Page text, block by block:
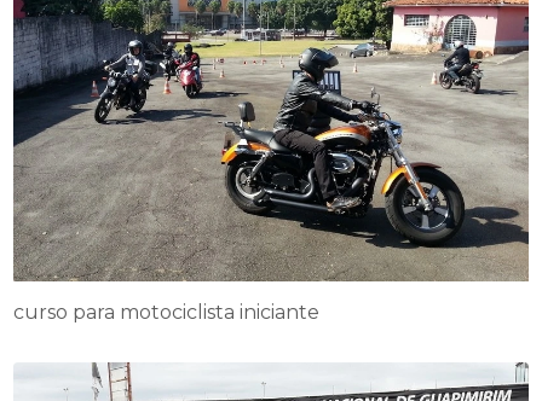
curso para motociclista iniciante